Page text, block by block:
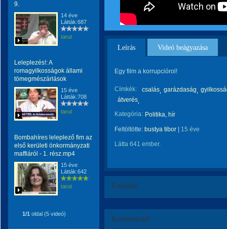
9.
14 éve
Látták:687
tarut
Leleplezés!: A
romagyilkosságok állami
tömegmészárlások
15 éve
Látták:708
tarut
Bombahíres leleplező fim az
első kerületi önkormányzati
maffiáról - 1. rész.mp4
15 éve
Látták:642
tarut
1/1 oldal (5 videó)
Leírás Videó beágyazása
Egy film a korrupciórol!
Címkék: csalás garázdaság
átverés
Kategória: Politika, hír
Feltöltötte: bustya tibor 15 éve
Látta 641 ember.
Értékeld!
Kommentáld!